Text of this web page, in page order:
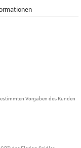
Vorgaben des Kunden